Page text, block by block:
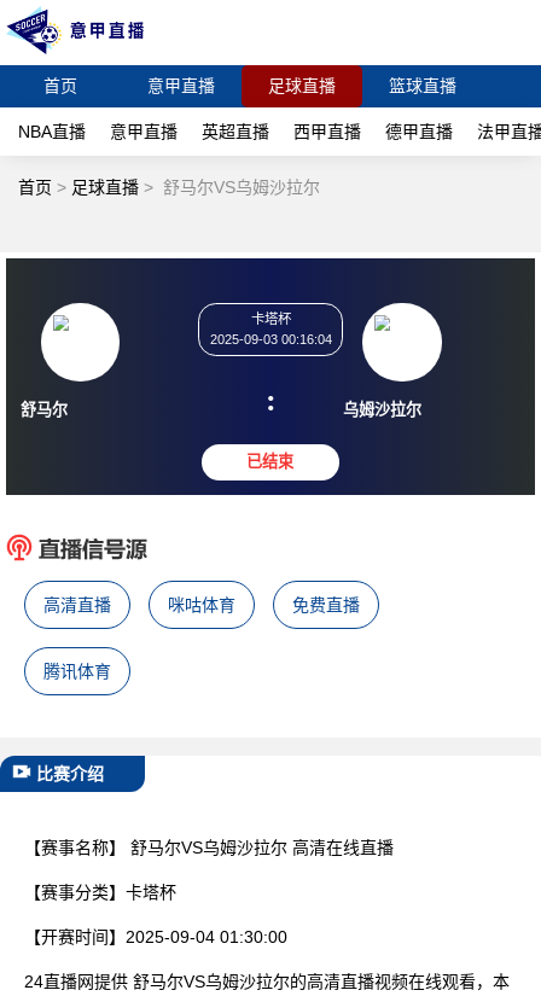
首页 意甲直播 足球直播 篮球直播
NBA直播 意甲直播 英超直播 西甲直播 德甲直播 法甲直
首页 > 足球直播 > 舒马尔VS乌姆沙拉尔
舒马尔
2025-09-03 00:16:04
: 乌姆沙拉尔
高清直播 咪咕体育 免费直播
腾讯体育
比赛介绍
【赛事名称】 舒马尔VS乌姆沙拉尔 高清在线直播
【赛事分类】 卡塔杯
【开赛时间】 2025-09-04 01:30:00
24直播网提供 舒马尔VS乌姆沙拉尔的高清直播视频在线观看，本